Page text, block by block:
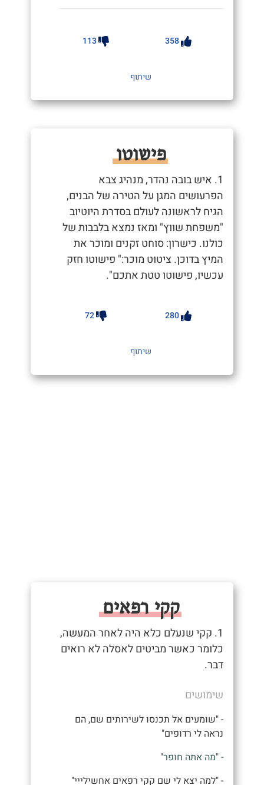
358
113
שיתוף
פישוטו
1. איש בובה נהדר, מנהיג צבא
הפרעושים המגן על הטירה של הבנים,
הגיח לראשונה לעולם בסדרת היוטיוב
"משפחת שווץ" ומאז נמצא בלבבות של
כולנו. כישרון: סוחט זקנים ומוכר את
המיץ בדוכן. ציטוט מוכר:" פישוטו חזק
עכשיו, פישוטו טטת אתכם".
280
72
שיתוף
קקי רפאים
1. קקי שנעלם כלא היה לאחר המעשה,
כלומר כאשר מביטים לאסלה לא רואים
דבר.
שימושים
- "שומעים אל תכנסו לשירותים שם, הם
נראה לי רדופים"
- "מה אתה חופר"
- "למה יצא לי שם קקי רפאים אחשילייי"